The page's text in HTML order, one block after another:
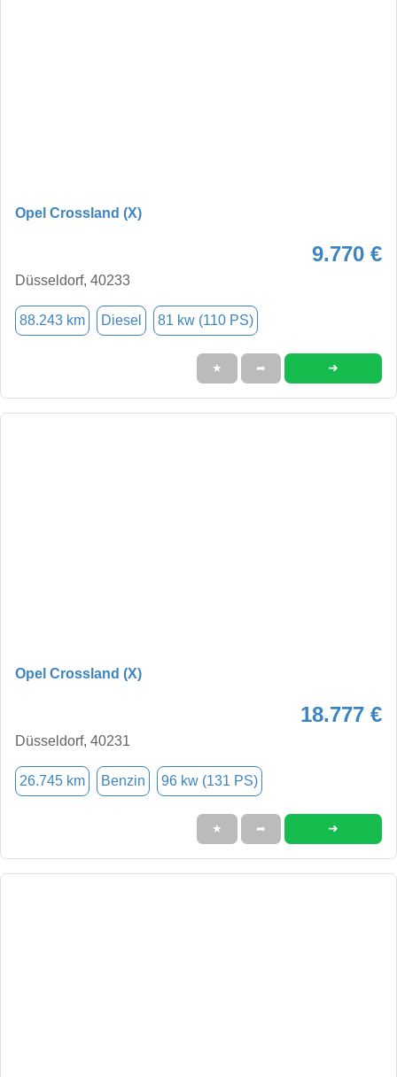
Opel Crossland (X)
9.770 €
Düsseldorf, 40233
88.243 km Diesel 81 kw (110 PS)
★ ➦ ➜
Opel Crossland (X)
18.777 €
Düsseldorf, 40231
26.745 km Benzin 96 kw (131 PS)
★ ➦ ➜